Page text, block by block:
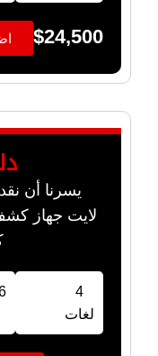
$24,500
يسرنا أن
لايت جهاز
4
لغات
6